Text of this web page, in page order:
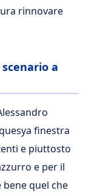
rinnovare
a
finestra
e piuttosto
e per il
quel che